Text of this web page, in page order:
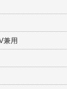
兼用